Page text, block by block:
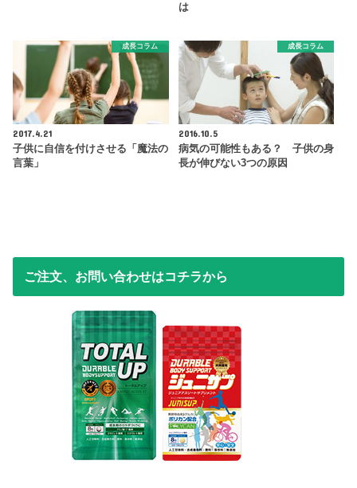
は
成長コラム
2017.4.21
子供に自信を付けさせる「魔法の
言葉」
成長コラム
2016.10.5
病気の可能性もある？ 子供の身
長が伸びない3つの原因
ご注文、お問い合わせはコチラから